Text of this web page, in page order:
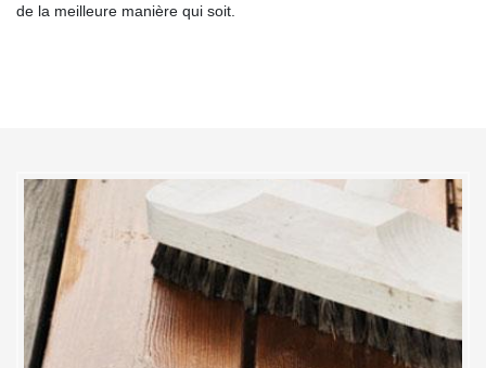
de la meilleure manière qui soit.